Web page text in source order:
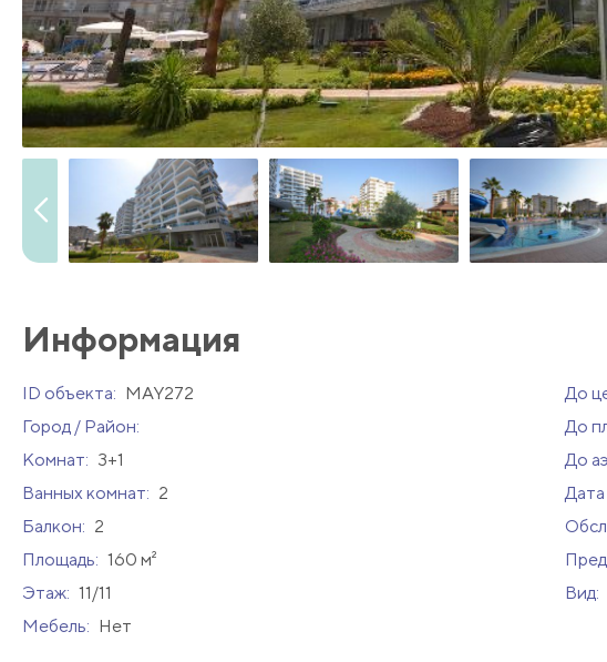
Информация
ID объекта: MAY272 До
Город / Район:
До
Комнат: 3+1 До
Ванных комнат: 2 Дата
Балкон: 2
Площадь: 160 м²
Этаж: 11/11 Вид:
Мебель: Нет